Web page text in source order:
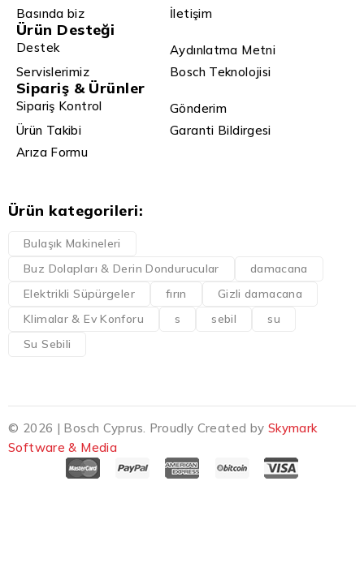
Basında biz
İletişim
Ürün Desteği
Destek
Aydınlatma Metni
Servislerimiz
Bosch Teknolojisi
Sipariş & Ürünler
Sipariş Kontrol
Gönderim
Ürün Takibi
Garanti Bildirgesi
Arıza Formu
Ürün kategorileri:
Bulaşık Makineleri
Buz Dolapları & Derin Dondurucular
damacana
Elektrikli Süpürgeler
fırın
Gizli damacana
Klimalar & Ev Konforu
s sebil
su
Su Sebili
© 2026 | Bosch Cyprus. Proudly Created by Skymark
Software & Media